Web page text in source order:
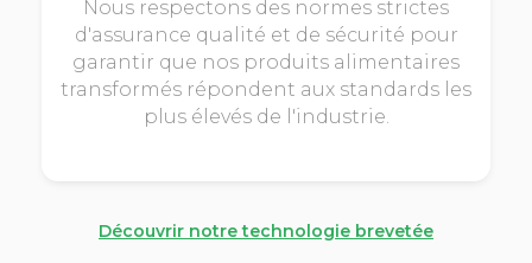
Nous respectons des normes strictes
d'assurance qualité et de sécurité pour
garantir que nos produits alimentaires
transformés répondent aux standards les
plus élevés de l'industrie.
Découvrir notre technologie brevetée